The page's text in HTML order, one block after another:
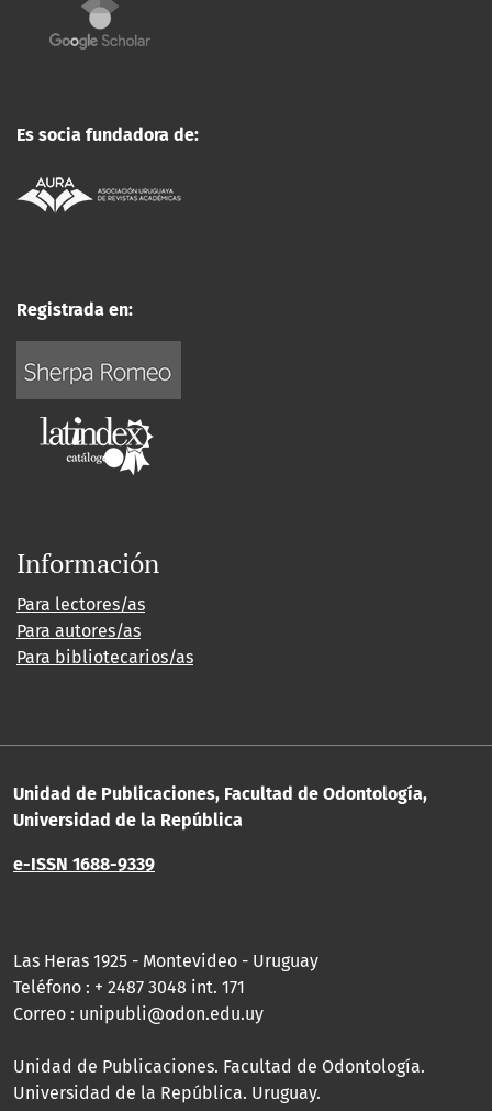
Es socia fundadora de:
Registrada en:
Información
Para lectores/as
Para autores/as
Para bibliotecarios/as
Unidad de Publicaciones, Facultad de Odontología,
Universidad de la República
e-ISSN 1688-9339
Las Heras 1925 - Montevideo - Uruguay
Teléfono : + 2487 3048 int. 171
Correo : unipubli@odon.edu.uy
Unidad de Publicaciones. Facultad de Odontología.
Universidad de la República. Uruguay.